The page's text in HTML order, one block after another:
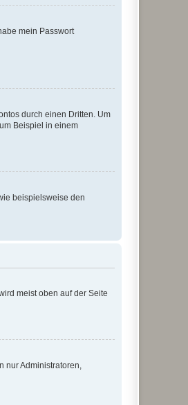
mein Passwort
durch einen Dritten. Um
Beispiel in einem
beispielsweise den
meist oben auf der Seite
nur Administratoren,